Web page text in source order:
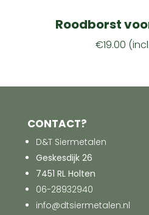
Roodborst
€19.00
CONTACT?
D&T Siermetalen
Geskesdijk 26
7451 RL Holten
06-28932940
info@dtsiermetalen.nl